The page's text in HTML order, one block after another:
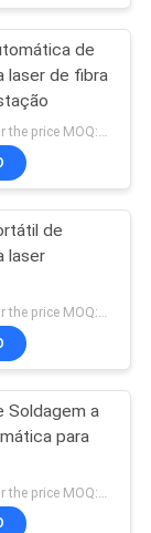
de
laser de fibra
de
laser
Soldagem a
para